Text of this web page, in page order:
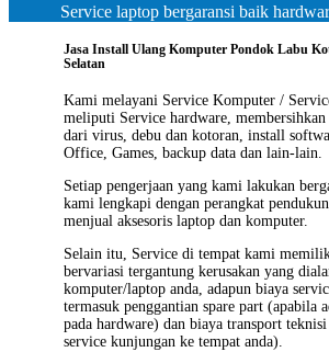
Service laptop bergaransi baik
Jasa Install Ulang Komputer Pondok Labu
Selatan
Kami melayani Service Komputer /
meliputi Service hardware, membersihkan
dari virus, debu dan kotoran, install
Office, Games, backup data dan lain-lain.
Setiap pengerjaan yang kami lakukan
kami lengkapi dengan perangkat
menjual aksesoris laptop dan komputer.
Selain itu, Service di tempat kami
bervariasi tergantung kerusakan yang
komputer/laptop anda, adapun biaya
termasuk penggantian spare part (apabila
pada hardware) dan biaya transport
service kunjungan ke tempat anda).